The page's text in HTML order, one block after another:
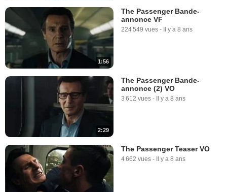
1:56
The Passenger Bande-
annonce VF
224 549 vues - Il y a 8 ans
2:29
The Passenger Bande-
annonce (2) VO
3 612 vues - Il y a 8 ans
The Passenger Teaser VO
4 662 vues - Il y a 8 ans